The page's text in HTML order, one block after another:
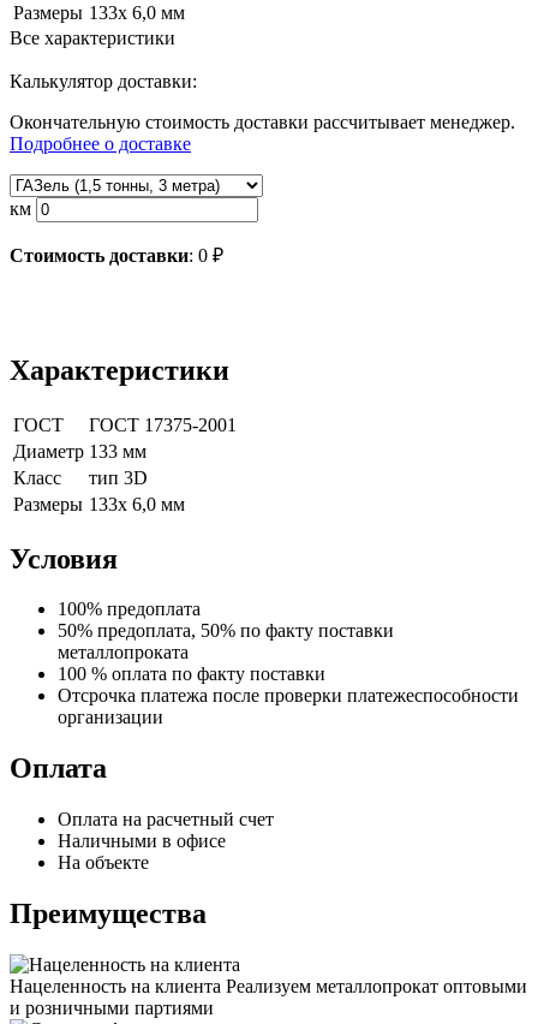
Размеры 133х 6,0 мм
Все характеристики
Калькулятор доставки:
Окончательную стоимость доставки рассчитывает менеджер.
Подробнее о доставке
км
Стоимость доставки: 0 ₽
Характеристики
ГОСТ
ГОСТ 17375-2001
Диаметр 133 мм
Класс
тип 3D
Размеры 133х 6,0 мм
Условия
100% предоплата
50% предоплата, 50% по факту поставки
металлопроката
100 % оплата по факту поставки
Отсрочка платежа после проверки платежеспособности
организации
Оплата
Оплата на расчетный счет
Наличными в офисе
На объекте
Преимущества
Нацеленность на клиента Реализуем металлопрокат оптовыми
и розничными партиями